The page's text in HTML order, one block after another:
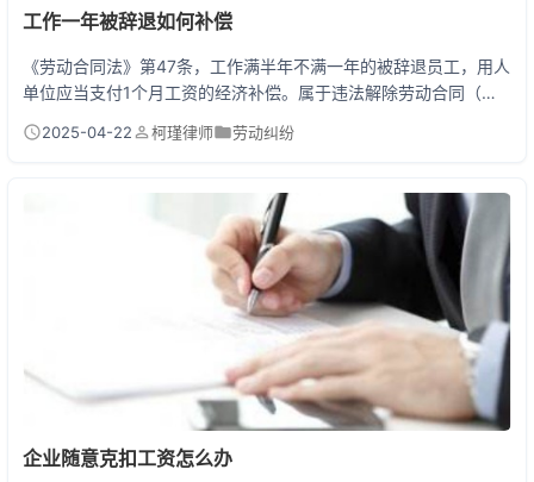
工作一年被辞退如何补偿
《劳动合同法》第47条，工作满半年不满一年的被辞退员工，用人
单位应当支付1个月工资的经济补偿。属于违法解除劳动合同（如
济补偿（即2个月工资）。这里的月工资是指离职前12个月的平均
到粉丝私信：在公司干满一年突然被辞退，hr只给半个月工资合法
吗？今天就手把手教你怎么维权！
2025-04-22 柯瑾律师 劳动纠纷
企业随意克扣工资怎么办